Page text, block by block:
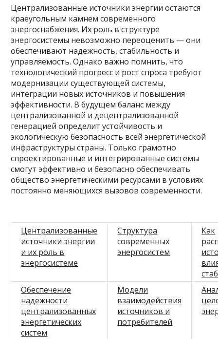
Централизованные источники энергии остаются
краеугольным камнем современного
энергоснабжения. Их роль в структуре
энергосистемы невозможно переоценить — они
обеспечивают надежность, стабильность и
управляемость. Однако важно помнить, что
технологический прогресс и рост спроса требуют
модернизации существующей системы,
интеграции новых источников и повышения
эффективности. В будущем баланс между
централизованной и децентрализованной
генерацией определит устойчивость и
экологическую безопасность всей энергетической
инфраструктуры страны. Только грамотно
спроектированные и интегрированные системы
смогут эффективно и безопасно обеспечивать
общество энергетическими ресурсами в условиях
постоянно меняющихся вызовов современности.
Централизованные
источники энергии
и их роль в
энергосистеме
Структура
современныx
энергосистем
Как
Обеспечение
надежности
централизованных
энергетических
систем
Модели
взаимодействия
источников и
потребителей